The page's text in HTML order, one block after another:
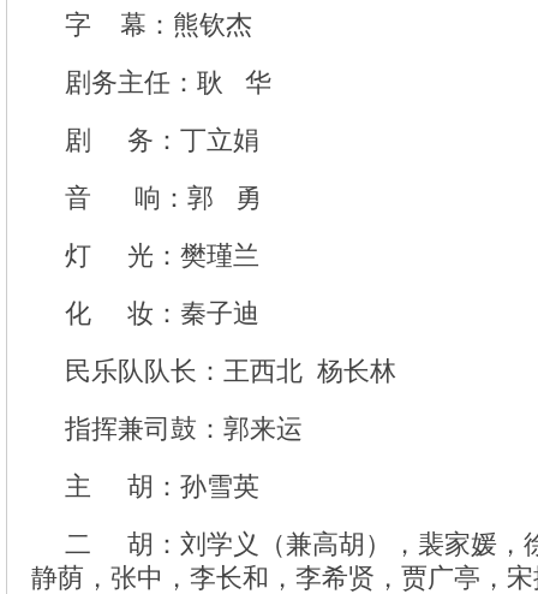
字 幕：熊钦杰
剧务主任：耿 华
剧 务：丁立娟
音 响：郭 勇
灯 光：樊瑾兰
化 妆：秦子迪
民乐队队长：王西北 杨长林
指挥兼司鼓：郭来运
主 胡：孙雪英
二 胡：刘学义（兼高胡），裴家媛，
静荫，张中，李长和，李希贤，贾广亭，